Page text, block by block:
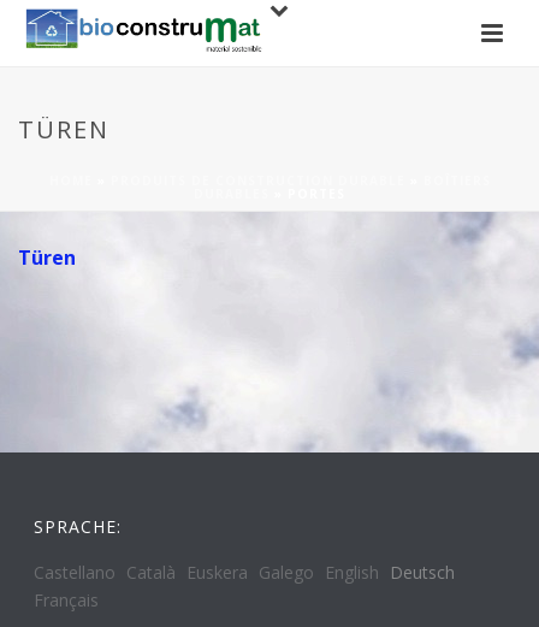
TÜREN
Türen
SPRACHE:
Castellano Català Euskera Galego English
Deutsch
Français